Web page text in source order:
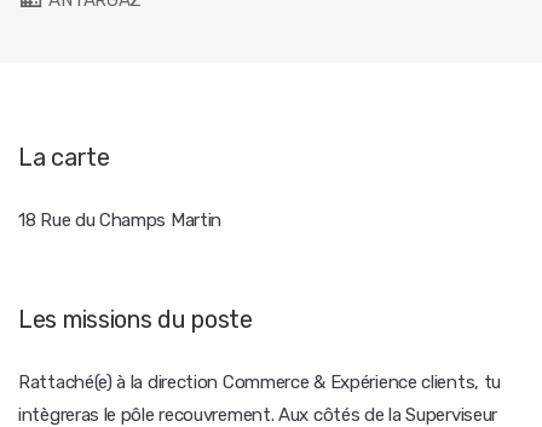
La carte
18 Rue du Champs Martin
Les missions du poste
Rattaché(e) à la direction Commerce & Expérience clients, tu
intègreras le pôle recouvrement. Aux côtés de la Superviseur